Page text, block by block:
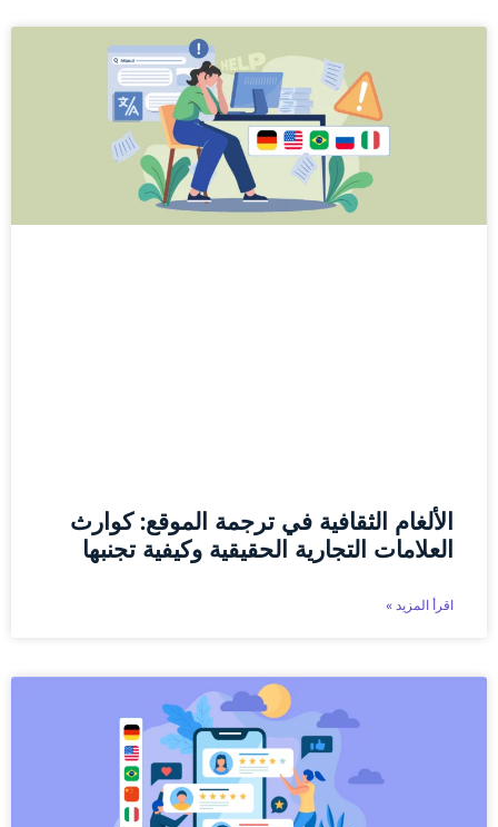
الألغام الثقافية في ترجمة الموقع: كوارث
العلامات التجارية الحقيقية وكيفية تجنبها
اقرأ المزيد »